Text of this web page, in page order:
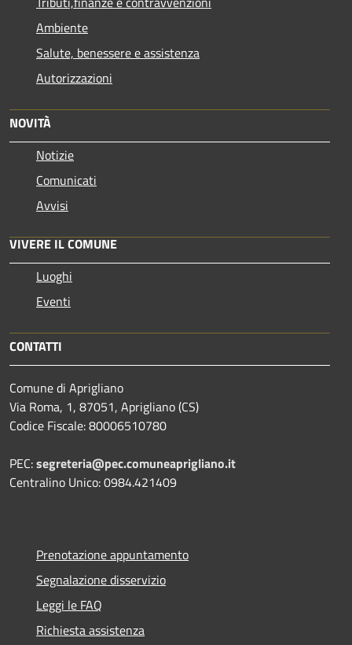
Ambiente
Salute, benessere e assistenza
Autorizzazioni
NOVITÀ
Notizie
Comunicati
Avvisi
VIVERE IL COMUNE
Luoghi
Eventi
CONTATTI
Comune di Aprigliano
Via Roma, 1, 87051, Aprigliano (CS)
Codice Fiscale: 80006510780
PEC:segreteria@pec.comuneaprigliano.it
Centralino Unico: 0984.421409
Prenotazione appuntamento
Segnalazione disservizio
Leggi le FAQ
Richiesta assistenza